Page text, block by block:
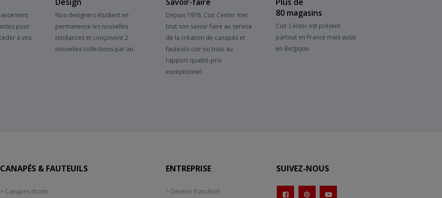
pour
à vos
Nos designers étudient en
permanence les nouvelles
tendances et conçoivent 2
nouvelles collections par an.
Depuis 1976, Cuir Center met
tout son savoir-faire au service
de la création de canapés et
fauteuils cuir ou tissu au
rapport qualité-prix
exceptionnel.
80 magasins
Cuir Center est présent
partout en France mais aussi
en Belgique.
CANAPÉS & FAUTEUILS
> Canapés droits
ENTREPRISE
> Devenir franchisé
SUIVEZ-NOUS